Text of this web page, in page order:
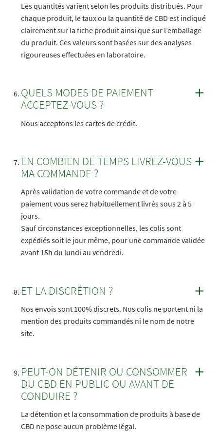
Les quantités varient selon les produits distribués. Pour
chaque produit, le taux ou la quantité de CBD est indiqué
clairement sur la fiche produit ainsi que sur l’emballage
du produit. Ces valeurs sont basées sur des analyses
rigoureuses effectuées en laboratoire.
QUELS MODES DE PAIEMENT
ACCEPTEZ-VOUS ?
Nous acceptons les cartes de crédit.
EN COMBIEN DE TEMPS LIVREZ-VOUS
MA COMMANDE ?
Après validation de votre commande et de votre
paiement vous serez habituellement livrés sous 2 à 5
jours.
Sauf circonstances exceptionnelles, les colis sont
expédiés soit le jour même, pour une commande validée
avant 15h du lundi au vendredi.
ET LA DISCRÉTION ?
Nos envois sont 100% discrets. Nos colis ne portent ni la
mention des produits commandés ni le nom de notre
site.
PEUT-ON DÉTENIR OU CONSOMMER
DU CBD EN PUBLIC OU AVANT DE
CONDUIRE ?
La détention et la consommation de produits à base de
CBD ne pose aucun problème légal.